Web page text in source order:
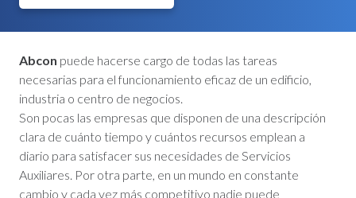
Abcon puede hacerse cargo de todas las tareas
necesarias para el funcionamiento eficaz de un edificio,
industria o centro de negocios.
Son pocas las empresas que disponen de una descripción
clara de cuánto tiempo y cuántos recursos emplean a
diario para satisfacer sus necesidades de Servicios
Auxiliares. Por otra parte, en un mundo en constante
cambio y cada vez más competitivo nadie puede